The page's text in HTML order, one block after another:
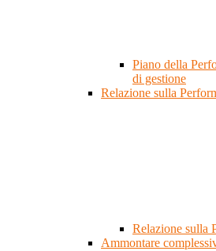
Piano della
di gestione
Relazione sulla
Relazione sulla
Ammontare